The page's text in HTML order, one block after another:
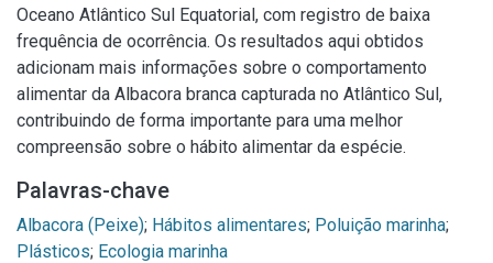
Oceano Atlântico Sul Equatorial, com registro de baixa
frequência de ocorrência. Os resultados aqui obtidos
adicionam mais informações sobre o comportamento
alimentar da Albacora branca capturada no Atlântico Sul,
contribuindo de forma importante para uma melhor
compreensão sobre o hábito alimentar da espécie.
Palavras-chave
Albacora (Peixe); Hábitos alimentares; Poluição marinha;
Plásticos; Ecologia marinha